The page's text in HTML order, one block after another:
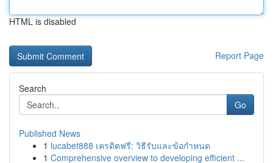
HTML is disabled
Report Page
Search
Go
Published News
1 lucabet888 เครดิตฟรี: วิธีรับและข้อกำหนด
1 Comprehensive overview to developing efficient ...